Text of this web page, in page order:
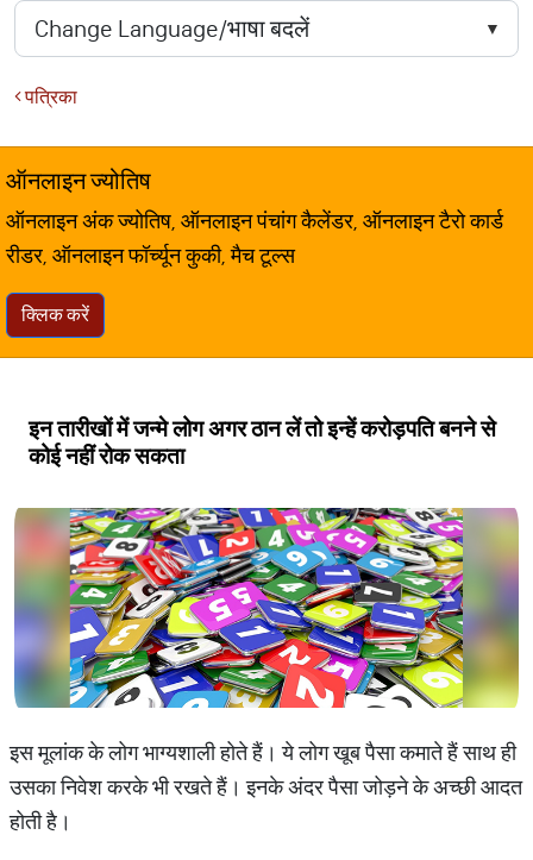
पत्रिका
ऑनलाइन ज्योतिष
ऑनलाइन अंक ज्योतिष, ऑनलाइन पंचांग कैलेंडर, ऑनलाइन टैरो कार्ड
रीडर, ऑनलाइन फॉर्च्यून कुकी, मैच टूल्स
क्लिक करें
इन तारीखों में जन्मे लोग अगर ठान लें तो इन्हें करोड़पति बनने से
कोई नहीं रोक सकता
इस मूलांक के लोग भाग्यशाली होते हैं। ये लोग खूब पैसा कमाते हैं साथ ही
उसका निवेश करके भी रखते हैं। इनके अंदर पैसा जोड़ने के अच्छी आदत
होती है।